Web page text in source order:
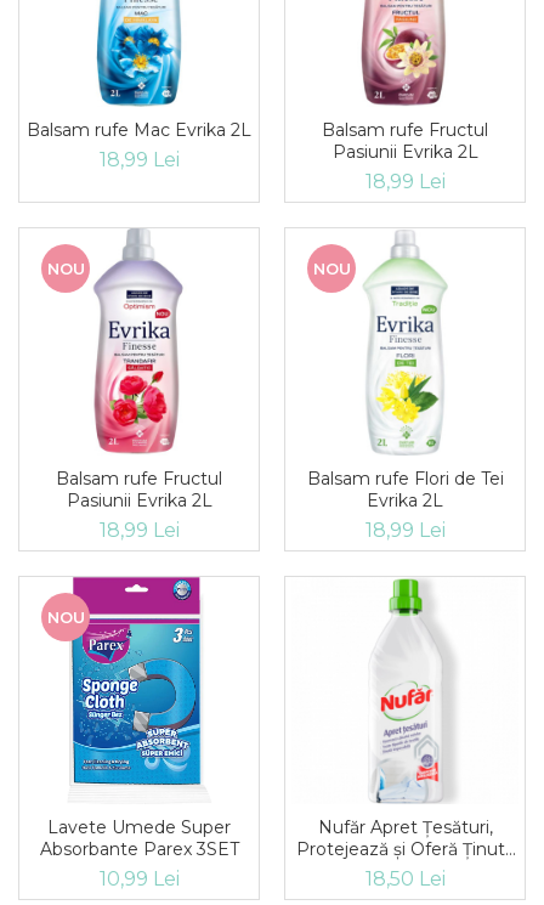
Balsam rufe Mac Evrika 2L
18,99 Lei
Balsam rufe Fructul
Pasiunii Evrika 2L
18,99 Lei
NOU
Balsam rufe Fructul
Pasiunii Evrika 2L
18,99 Lei
NOU
Balsam rufe Flori de Tei
Evrika 2L
18,99 Lei
NOU
Lavete Umede Super
Absorbante Parex 3SET
10,99 Lei
Nufăr Apret Țesături,
Protejează și Oferă Ținută
Hainelor Albe sau Colorate,
750 ml
18,50 Lei